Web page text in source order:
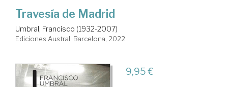
Travesía de Madrid
Umbral, Francisco (1932-2007)
Ediciones Austral. Barcelona, 2022
9,95 €